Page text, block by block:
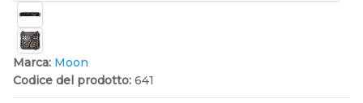
Marca: Moon
Codice del prodotto: 641